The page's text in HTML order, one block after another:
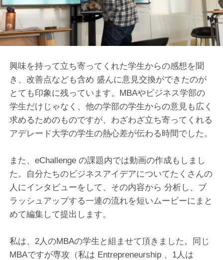
興味を持って立ち寄ってくれた学生からの感想を聞
き、改善点なども含め 盛んに意見交換ができたのが
とても印象に残っています。MBAやビジネス学部の
学生だけじゃなく、他の学部の学生からの意見も広く
求めるためのものですが、わざわざ立ち寄ってくれる
アデレード大学の学生の熱心差が伝わる時間でした。
また、eChallenge の課題内では動画の作成もしまし
た。自分たちのビジネスアイデアについてたくさんの
人にインタビューをして、その内容から 分析し、ブ
ラッシュアップする一連の流れを短いムービーにまと
めて編集して提出します。
私は、2人のMBAの学生と組ませて頂きました。同じ
MBAですが専攻（私は Entrepreneurship 、1人は